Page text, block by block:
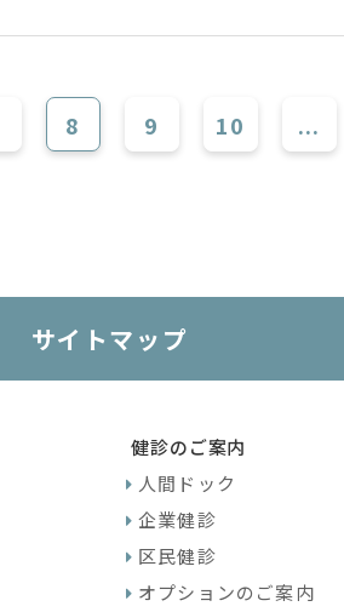
8 9 10 ...
サイトマップ
健診のご案内
人間ドック
企業健診
区民健診
オプションのご案内